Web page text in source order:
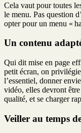
Cela vaut pour toutes
le menu. Pas question
opter pour un menu «
Un contenu
Qui dit mise en page
petit écran, on
l’essentiel, donner
vidéo, elles devront
qualité, et se charger
Veiller au temps